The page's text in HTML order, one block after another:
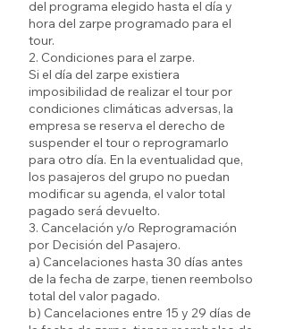
del programa elegido hasta el día y
hora del zarpe programado para el
tour.
2. Condiciones para el zarpe.
Si el día del zarpe existiera
imposibilidad de realizar el tour por
condiciones climáticas adversas, la
empresa se reserva el derecho de
suspender el tour o reprogramarlo
para otro día. En la eventualidad que,
los pasajeros del grupo no puedan
modificar su agenda, el valor total
pagado será devuelto.
3. Cancelación y/o Reprogramación
por Decisión del Pasajero.
a) Cancelaciones hasta 30 días antes
de la fecha de zarpe, tienen reembolso
total del valor pagado.
b) Cancelaciones entre 15 y 29 días de